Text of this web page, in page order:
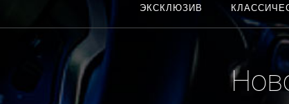
ЭКСКЛЮЗИВ